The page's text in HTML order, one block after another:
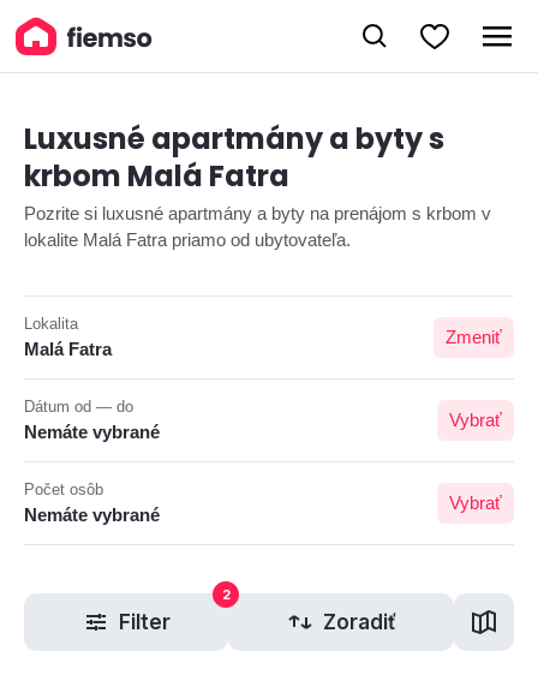
Luxusné apartmány a byty s
krbom Malá Fatra
Pozrite si luxusné apartmány a byty na prenájom s krbom v
lokalite Malá Fatra priamo od ubytovateľa.
Lokalita
Malá Fatra
Zmeniť
Dátum od — do
Nemáte vybrané
Vybrať
Počet osôb
Nemáte vybrané
Vybrať
Filter
2
Zoradiť